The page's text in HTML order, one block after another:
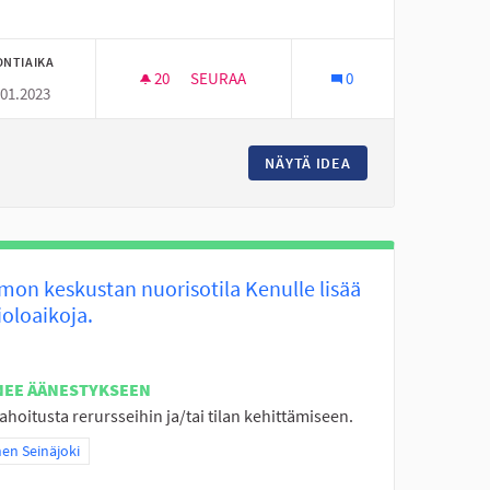
KÄYTTÖÖN
TYHJÄ TONTTI LASTEN KÄYTTÖÖN
20 20 SEURAAJAA
SEURAA 0
NÄYTÄ IDEA
keskustan nuorisotila Kenulle lisää
ÄÄNESTYKSEEN
rerursseihin ja/tai tilan kehittämiseen.
tulokset teeman mukaan: Itäinen Seinäjoki
Seinäjoki